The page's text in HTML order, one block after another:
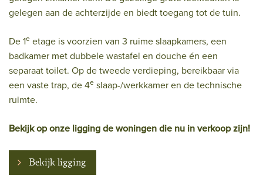
gelegen aan de achterzijde en biedt toegang tot de tuin.
De 1e etage is voorzien van 3 ruime slaapkamers, een
badkamer met dubbele wastafel en douche én een
separaat toilet. Op de tweede verdieping, bereikbaar via
een vaste trap, de 4e slaap-/werkkamer en de technische
ruimte.
Bekijk op onze ligging de woningen die nu in verkoop zijn!
Bekijk ligging